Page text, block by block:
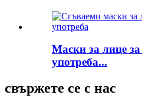
Маски за лице
употреба...
свържете се с нас